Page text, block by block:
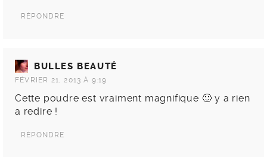
RÉPONDRE
BULLES BEAUTÉ
FÉVRIER 21, 2013 À 9:19
Cette poudre est vraiment magnifique 🙂 y a rien
a redire !
RÉPONDRE